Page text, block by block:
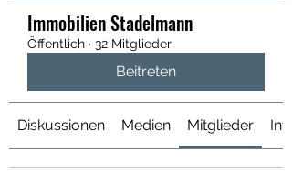
Immobilien Stadelmann
Öffentlich · 32 Mitglieder
Beitreten
Diskussionen Medien Mitglieder Info